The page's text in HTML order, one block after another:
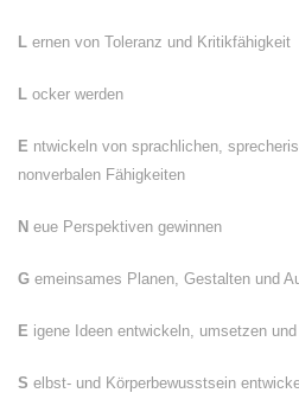
L ernen von Toleranz und Kritikfähigkeit
L ocker werden
E ntwickeln von sprachlichen,
nonverbalen Fähigkeiten
N eue Perspektiven gewinnen
G emeinsames Planen, Gestalten und
E igene Ideen entwickeln, umsetzen
S elbst- und Körperbewusstsein